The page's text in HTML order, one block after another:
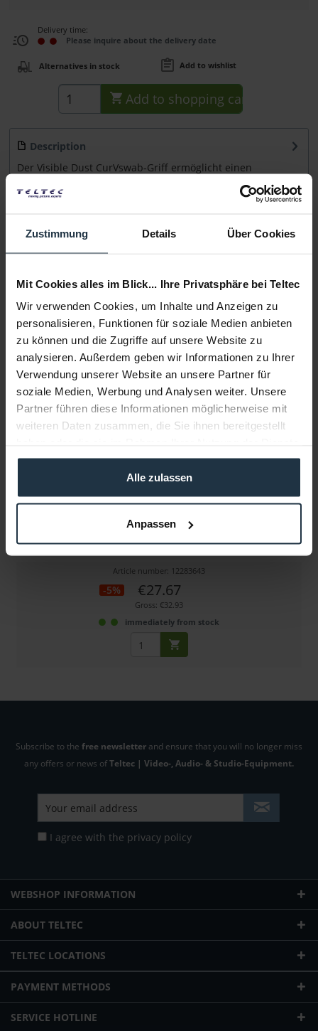
Zustimmung Details Über Cookies
Mit Cookies alles im Blick... Ihre Privatsphäre bei Teltec
Wir verwenden Cookies, um Inhalte und Anzeigen zu
personalisieren, Funktionen für soziale Medien anbieten
zu können und die Zugriffe auf unsere Website zu
analysieren. Außerdem geben wir Informationen zu Ihrer
Verwendung unserer Website an unsere Partner für
soziale Medien, Werbung und Analysen weiter. Unsere
Partner führen diese Informationen möglicherweise mit
weiteren Daten zusammen, die Sie ihnen bereitgestellt
gesammelt haben.
Alle zulassen
Anpassen
Delivery time:
Please inquire about the delivery date
Alternatives in stock Add to wishlist
Add to shopping cart
Description
Der Visible Dust CurVswab-Griff ermöglicht einen
optimalen Kontakt zwischen der Oberfläche des...
more
Manufacturer & Product Safety Information
Folgende Infos zum Hersteller sind verfübar...... more
More articles from +++ Visible Dust +++ look at
Visible Dust EZ-Kit Sensor Clean 1.0 (Grün)
Reinigungs-Kit für Vollformat-Sensoren
Article number: 12283643
-5% €27.67
Gross: €32.93
immediately from stock
Subscribe to the free newsletter and ensure that you will no longer miss
any offers or news ofTeltec | Video-, Audio- & Studio-Equipment.
I agree with the privacy policy
WEBSHOP INFORMATION
ABOUT TELTEC
TELTEC LOCATIONS
PAYMENT METHODS
SERVICE HOTLINE